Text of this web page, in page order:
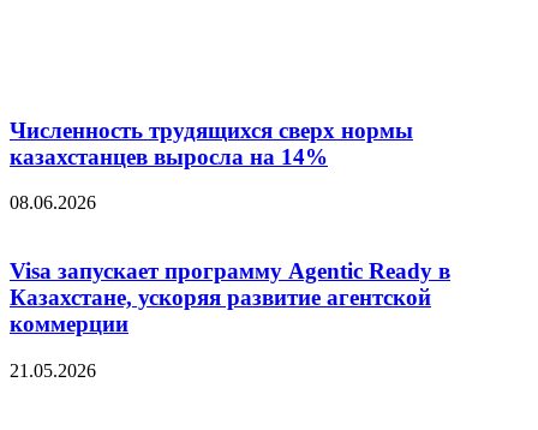
Численность трудящихся сверх нормы
казахстанцев выросла на 14%
08.06.2026
Visa запускает программу Agentic Ready в
Казахстане, ускоряя развитие агентской
коммерции
21.05.2026